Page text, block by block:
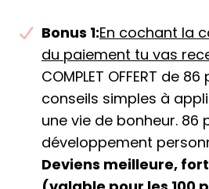
Bonus 1:En cochant la
du paiement tu vas
COMPLET OFFERT de
conseils simples à
une vie de bonheur. 86
développement
Deviens meilleure,